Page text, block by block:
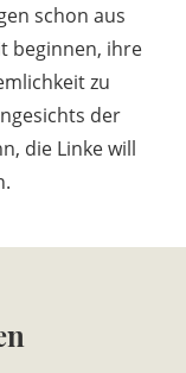
schon aus
beginnen, ihre
zu
der
die Linke will